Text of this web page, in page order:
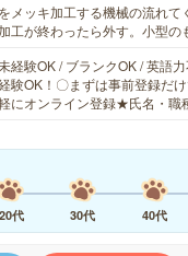
メッキ加工する機械の流れて
工が終わったら外す。小型
経験OK / ブランクOK / 英語
験OK！〇まずは事前登録だ
にオンライン登録★氏名・職
20代
30代 40代